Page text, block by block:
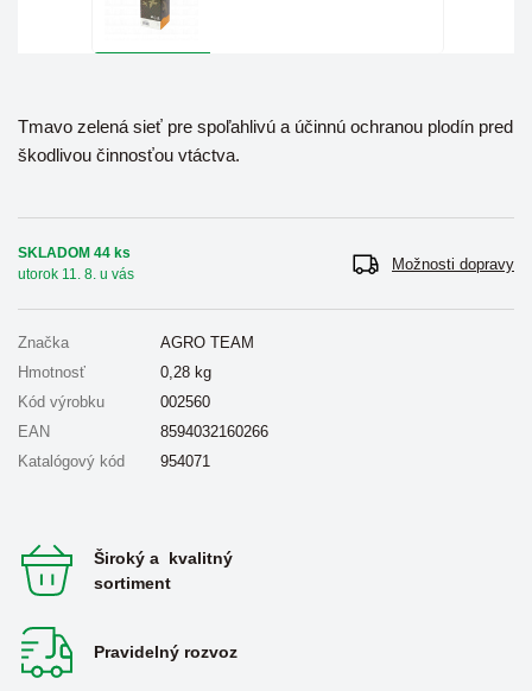
Tmavo zelená sieť pre spoľahlivú a účinnú ochranou plodín pred
škodlivou činnosťou vtáctva.
SKLADOM 44 ks
utorok 11. 8. u vás
Možnosti dopravy
Značka
AGRO TEAM
Hmotnosť
0,28 kg
Kód výrobku
002560
EAN
8594032160266
Katalógový kód
954071
Široký a kvalitný
sortiment
Pravidelný rozvoz